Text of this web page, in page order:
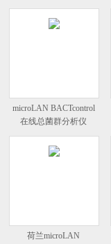
microLAN BACTcontrol
在线总菌群分析仪
荷兰microLAN